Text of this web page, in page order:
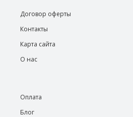
Договор оферты
Контакты
Карта сайта
О нас
Оплата
Блог